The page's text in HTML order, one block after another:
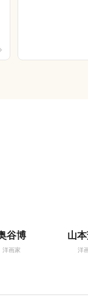
谷博
洋画家
山
洋